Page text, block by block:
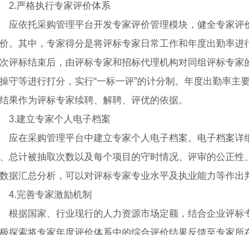
2.严格执行专家评价体系
应依托采购管理平台开发专家评价管理模块，健全专家
。其中，专家得分是将评标专家日常工作和年度出勤率
评标结束后，由评标专家和招标代理机构对同组评标专
守等进行打分，实行“一标一评”的计分制。年度出勤率
果作为评标专家续聘、解聘、评优的依据。
3.建立专家个人电子档案
应在采购管理平台中建立专家个人电子档案。电子档案
总计被抽取次数以及每个项目的守时情况、评审的公正
据汇总分析，可以对评标专家专业水平及执业能力等作出
4.完善专家激励机制
根据国家、行业现行的人力资源市场定额，结合企业评
探索将专家年度评价体系中的综合评价结果反馈至专家